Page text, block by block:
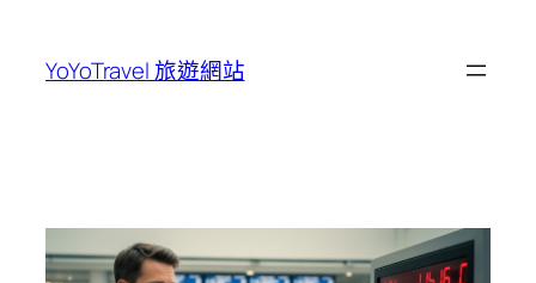
YoYoTravel 旅遊網站